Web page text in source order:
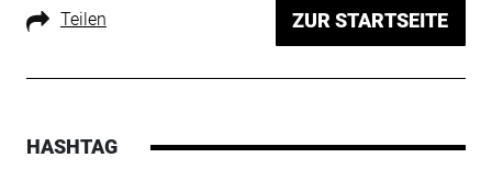
Teilen ZUR STARTSEITE
HASHTAG